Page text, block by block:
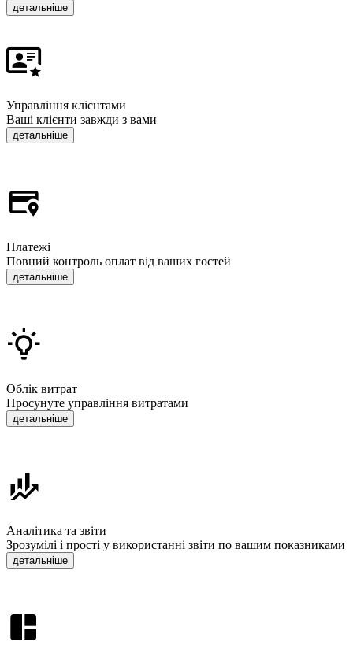
детальніше
Управління клієнтами
Ваші клієнти завжди з вами
детальніше
Платежі
Повний контроль оплат від ваших гостей
детальніше
Облік витрат
Просунуте управління витратами
детальніше
Аналітика та звіти
Зрозумілі і прості у використанні звіти по вашим показниками
детальніше